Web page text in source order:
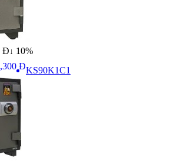
Đ↓ 10%
ĐKS90K1C1